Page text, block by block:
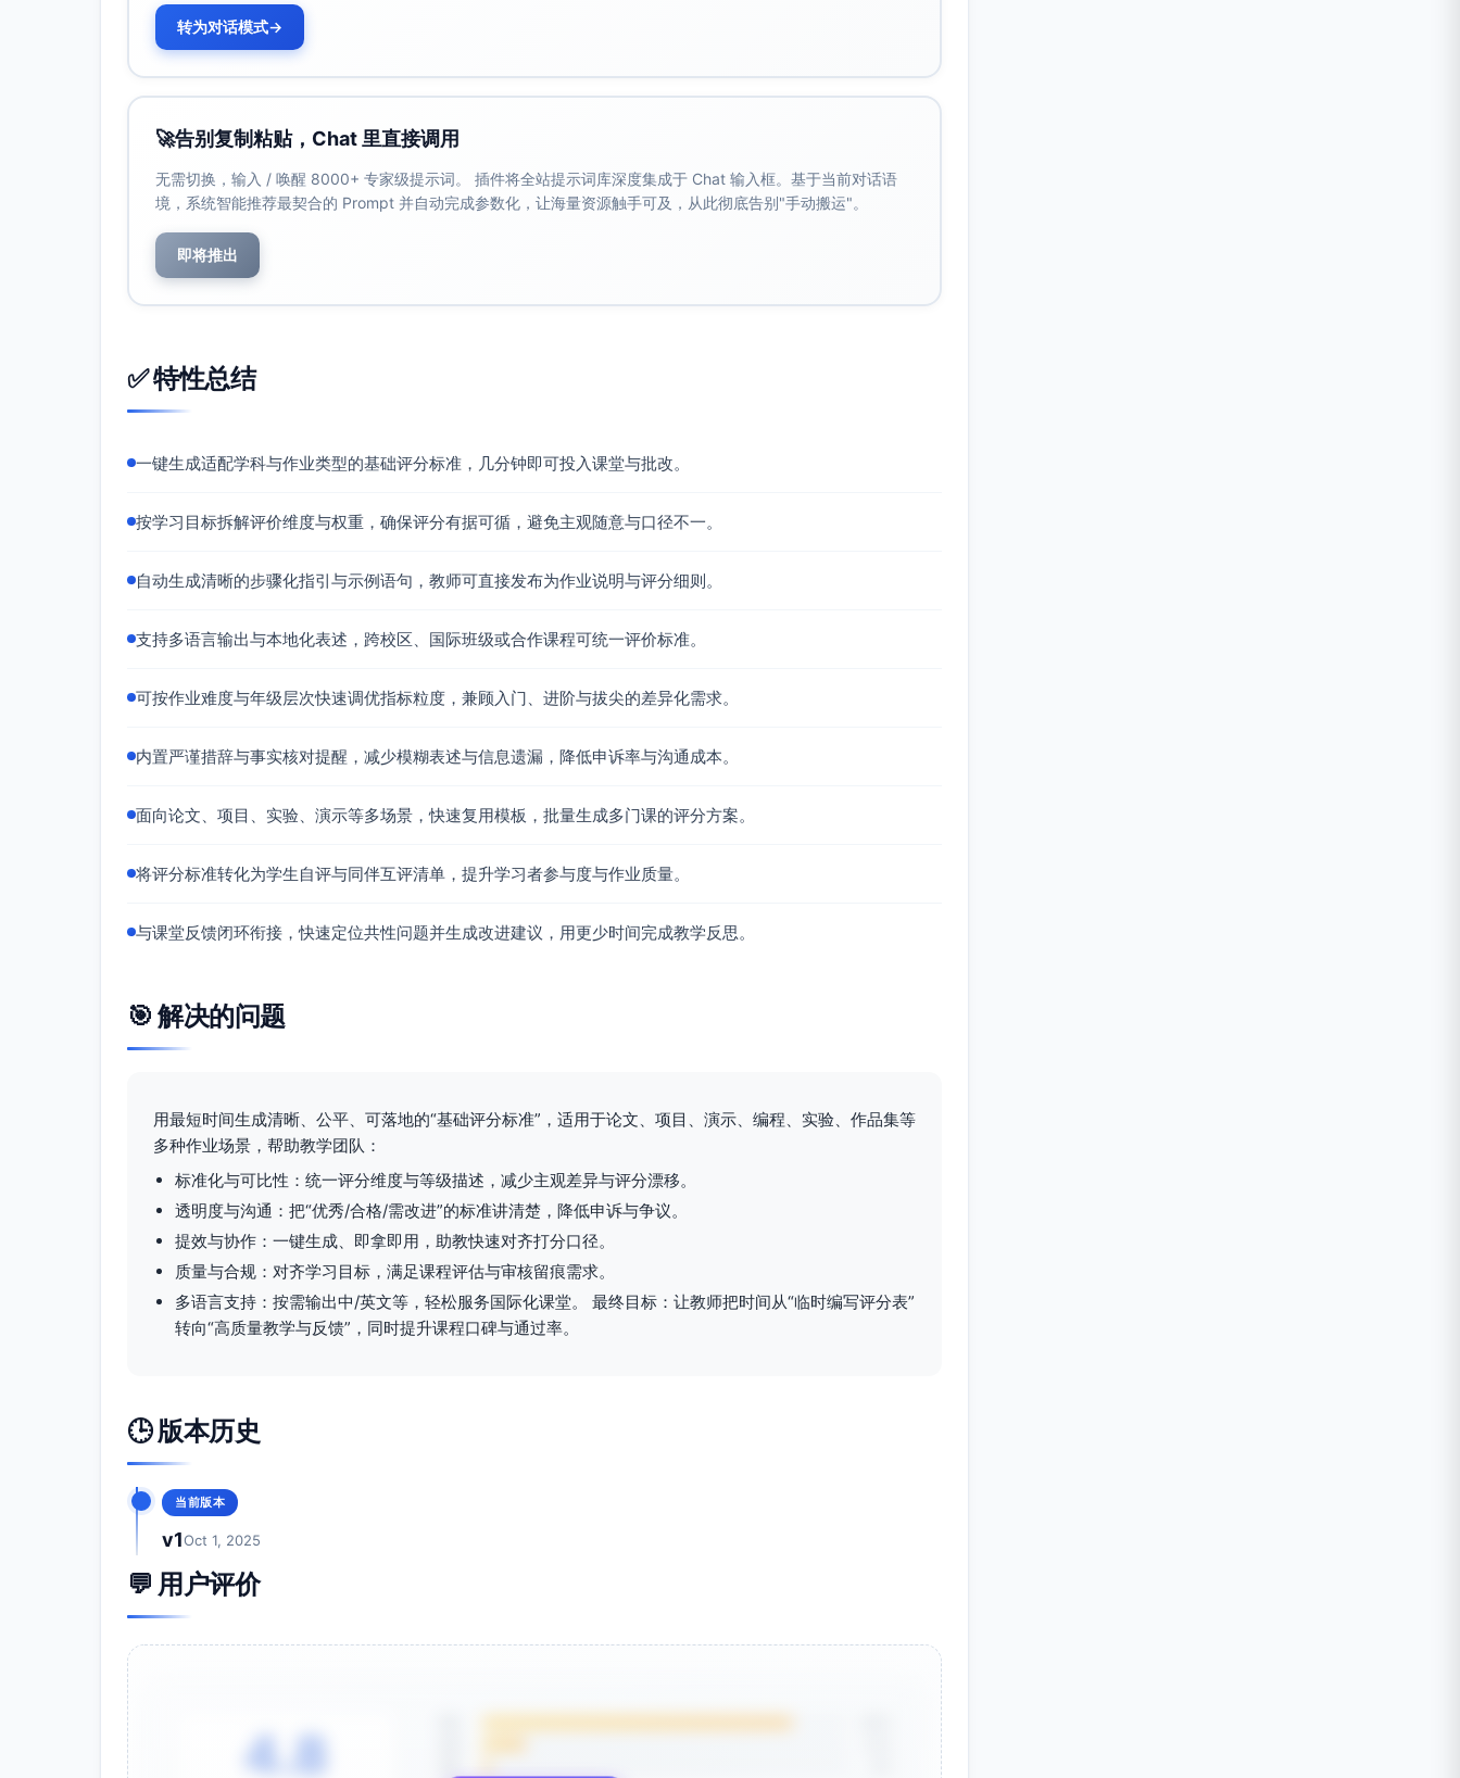
0-7分：整体不准确。
逻辑结构与条理性（10分）
9-10分：架构图清晰（模块、数据流、依赖关系）；代码分层合理（算法、数据结构、UI/可视化、IO分
离）；README结构化（概述→使用→设计→复杂度→测试/基准→边界→限制）。
7-8分：整体条理清晰，个别部分冗杂或顺序不优。
3-4分：难以跟随逻辑；重要关系未解释。
0-2分：无清晰结构。
数据/证据支持（15分）
14-15分：覆盖率≥80%；单元测试含边界用例（空图、单节点、非连通、负权、环）；性能基准含不同
规模与不同实现对比（如邻接表vs邻接矩阵、递归vs迭代、堆优化vs朴素），报告方法、环境与重复性；
9-11分：覆盖率50-69%；证据不完整或基准方法不透明。
格式规范与完整性（10分）
压缩包、仓库链接有效）；代码与命名规范；依赖与运行说明完整。
5-6分：多项资料缺失或格式杂乱。
0-2分：未提交或无法使用。
5分：README与注释简洁准确；术语一致；错误提示具体可操作；演示讲解清楚。
2-3分：描述含糊或术语混用；错误提示不明确。
0分：缺少必要说明。
14-15分：完全满足功能与课程目标（正确性、工程规范、证据呈现、表达清晰）；可视化交互良好；演
12-13分：基本达成，个别功能或证据薄弱。
0-4分：未达成。
四、特殊考量因素的应用方式
UI/可理解性可视化、自动基准脚本）加1-3分，优先加到“技术/方法应用”或“数据/证据支持”。总分上限仍
为100分。
衡说明），可在“数据/证据支持”“逻辑结构与条理性”维度上酌情提高1-3分，抵消部分“内容准确性”或“目
标达成度”的扣分。
考虑不同学习起点：对于基础较弱但展现显著进步（README含反思与改进路径，测试从低到高迭代，提
交信息体现学习轨迹），可在“语言表达与清晰度”或“格式规范与完整性”维度加1-2分作为努力加权，不替
五、扣分与核查提示（常见问题）
步骤播放或速度控制缺失：目标达成度扣2-4分，技术/方法应用扣1-3分。
缺少性能基准对比图或方法说明：数据/证据支持扣2-5分。
README缺少架构图/复杂度表/边界用例清单：格式规范与完整性扣2-6分；逻辑结构与条理性扣1-3分。
仓库或Release无法运行：目标达成度与格式规范严扣，可能判定为不合格。
六、最终评分与反馈
提供面向改进的简短反馈，聚焦：算法正确性、可视化交互性、测试与基准的可重复性、文档清晰度。
转为对话模式→
🚀告别复制粘贴，Chat 里直接调用
无需切换，输入 / 唤醒 8000+ 专家级提示词。 插件将全站提示词库深度集成于 Chat 输入框。基于当前对话语
境，系统智能推荐最契合的 Prompt 并自动完成参数化，让海量资源触手可及，从此彻底告别"手动搬运"。
即将推出
✅ 特性总结
一键生成适配学科与作业类型的基础评分标准，几分钟即可投入课堂与批改。
按学习目标拆解评价维度与权重，确保评分有据可循，避免主观随意与口径不一。
自动生成清晰的步骤化指引与示例语句，教师可直接发布为作业说明与评分细则。
支持多语言输出与本地化表述，跨校区、国际班级或合作课程可统一评价标准。
可按作业难度与年级层次快速调优指标粒度，兼顾入门、进阶与拔尖的差异化需求。
内置严谨措辞与事实核对提醒，减少模糊表述与信息遗漏，降低申诉率与沟通成本。
面向论文、项目、实验、演示等多场景，快速复用模板，批量生成多门课的评分方案。
将评分标准转化为学生自评与同伴互评清单，提升学习者参与度与作业质量。
与课堂反馈闭环衔接，快速定位共性问题并生成改进建议，用更少时间完成教学反思。
🎯 解决的问题
用最短时间生成清晰、公平、可落地的“基础评分标准”，适用于论文、项目、演示、编程、实验、作品集等
多种作业场景，帮助教学团队：
标准化与可比性：统一评分维度与等级描述，减少主观差异与评分漂移。
透明度与沟通：把“优秀/合格/需改进”的标准讲清楚，降低申诉与争议。
提效与协作：一键生成、即拿即用，助教快速对齐打分口径。
质量与合规：对齐学习目标，满足课程评估与审核留痕需求。
多语言支持：按需输出中/英文等，轻松服务国际化课堂。 最终目标：让教师把时间从“临时编写评分表”
转向“高质量教学与反馈”，同时提升课程口碑与通过率。
🕒 版本历史
当前版本
v1Oct 1, 2025
💬 用户评价
4.8